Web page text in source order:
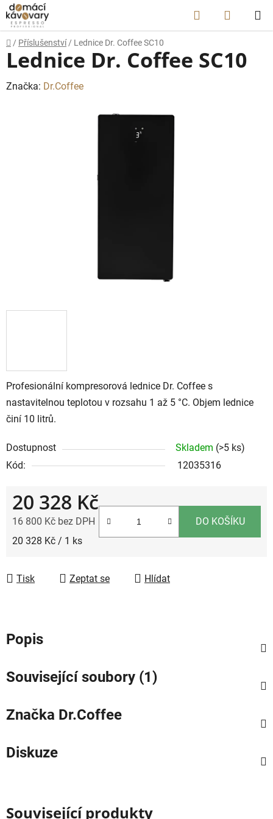
Přejít
na
obsah
Hledat
KOŠÍK
Domů
/ Příslušenství / Lednice Dr. Coffee SC10
Profesionální kompresorová lednice Dr. Coffee s
nastavitelnou teplotou v rozsahu 1 až 5 °C. Objem lednice
činí 10 litrů.
Dostupnost Skladem (>5 ks)
Kód:
12035316
20 328 Kč
16 800 Kč bez DPH
Měrná cena:
20 328 Kč / 1 ks
DO KOŠÍKU
Tisk Zeptat se Hlídat
Lednice Dr. Coffee SC10
Značka: Dr.Coffee
Popis
Související soubory (1)
Značka Dr.Coffee
Diskuze
Související produkty